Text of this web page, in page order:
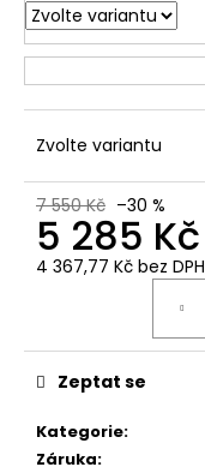
Zvolte variantu
7 550 Kč –30 %
5 285 Kč
4 367,77 Kč bez DPH
Kategorie:
Záruka:
Zeptat se
u
j
e
m
e